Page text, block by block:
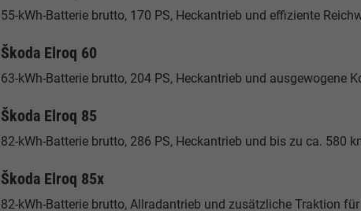
55-kWh-Batterie brutto, 170 PS, Heckantrieb und effiziente
Škoda Elroq 60
63-kWh-Batterie brutto, 204 PS, Heckantrieb und
Škoda Elroq 85
82-kWh-Batterie brutto, 286 PS, Heckantrieb und bis zu ca. 580
Škoda Elroq 85x
82-kWh-Batterie brutto, Allradantrieb und zusätzliche Traktion